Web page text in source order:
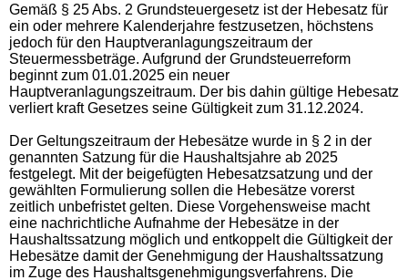
Gemäß § 25 Abs. 2 Grundsteuergesetz ist der Hebesatz für
ein oder mehrere Kalenderjahre festzusetzen, höchstens
jedoch für den Hauptveranlagungszeitraum der
Steuermessbeträge. Aufgrund der Grundsteuerreform
beginnt zum 01.01.2025 ein neuer
Hauptveranlagungszeitraum. Der bis dahin gültige Hebesatz
verliert kraft Gesetzes seine Gültigkeit zum 31.12.2024.
Der Geltungszeitraum der Hebesätze wurde in § 2 in der
genannten Satzung für die Haushaltsjahre ab 2025
festgelegt. Mit der beigefügten Hebesatzsatzung und der
gewählten Formulierung sollen die Hebesätze vorerst
zeitlich unbefristet gelten. Diese Vorgehensweise macht
eine nachrichtliche Aufnahme der Hebesätze in der
Haushaltssatzung möglich und entkoppelt die Gültigkeit der
Hebesätze damit der Genehmigung der Haushaltssatzung
im Zuge des Haushaltsgenehmigungsverfahrens. Die